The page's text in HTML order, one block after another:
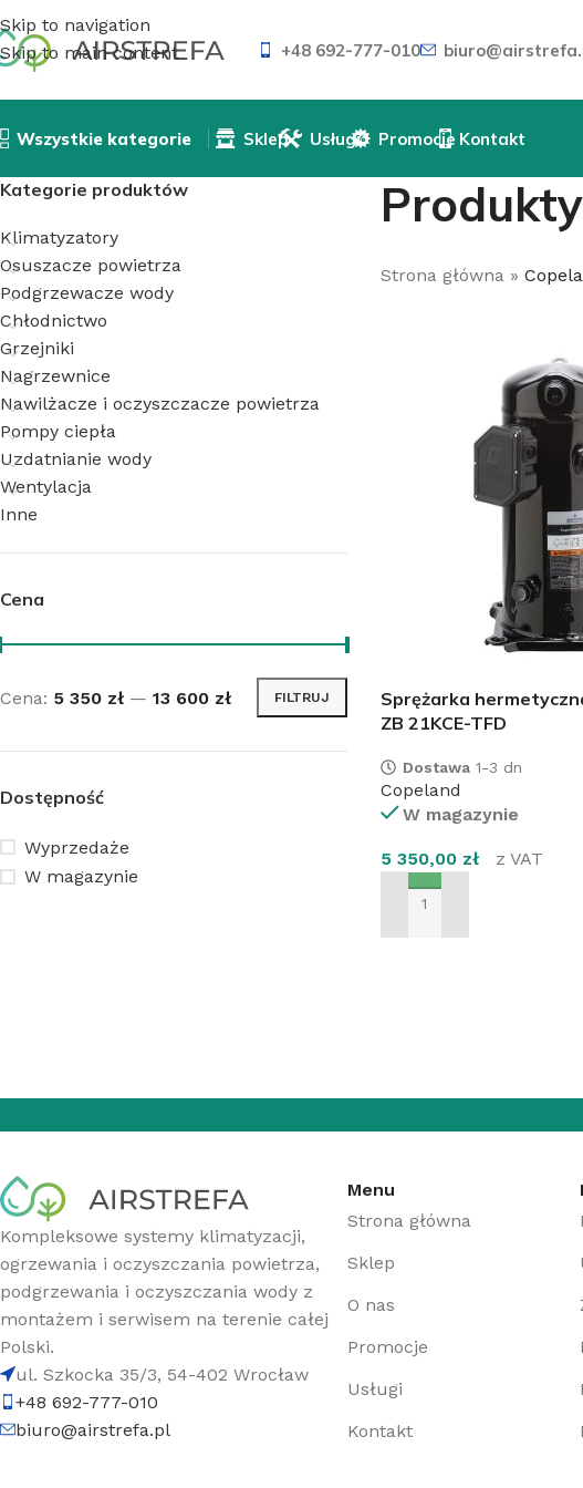
Skip to navigation
Skip to main content
+48 692-777-010
Wszystkie kategorie
KLIMATYZATORY
Klimatyzatory przypodłogowo-sufitowe
Klimatyzatory przenośne
Klimatyzatory konsole
Klimatyzatory kasetowe
Systemy Multi
Środki czystości do klimatyzacji
Sklep Usługi Promocje Kontakt
Kategorie produktów
Klimatyzatory
Osuszacze powietrza
Podgrzewacze wody
Chłodnictwo
Grzejniki
Nagrzewnice
Nawilżacze i oczyszczacze powietrza
Pompy ciepła
Uzdatnianie wody
Wentylacja
Inne
Cena
FILTRUJ
Cena: 5 350 zł — 13 600 zł
Dostępność
Wyprzedaże
W magazynie
Strona główna»
Sprężarka
ZB 21KCE-TFD
Dostawa1-3 dn
Copeland
W magazynie
5 350,00 zł z VAT
DODAJ DO KOSZYKA
Kompleksowe systemy klimatyzacji,
ogrzewania i oczyszczania powietrza,
podgrzewania i oczyszczania wody z
montażem i serwisem na terenie całej
Polski.
ul. Szkocka 35/3, 54-402 Wrocław
+48 692-777-010
biuro@airstrefa.pl
Menu
Strona główna
Sklep
O nas
Promocje
Usługi
Kontakt